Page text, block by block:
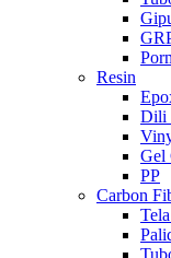
Resin
Dili
Gel
PP
Carbon